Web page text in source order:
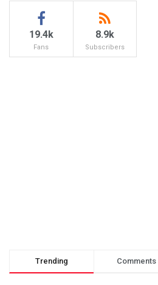
19.4k
Fans
8.9k
Subscribers
Trending Comments